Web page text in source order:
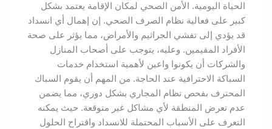
الحياة اليومية. الأمن الصحي لمكان الإقامة يعتمد بشكل
كبير على فعالية نظام الصرف الصحي. إن إهمال أي انسداد
قد يؤدي إلى تفشي الجراثيم والأمراض، مما يؤثر على صحة
الأفراد المقيمين. وعليه، يتوجب على أصحاب المنازل
والشركات أن يكونوا واعين لأهمية استخدام خدمات
السباكة الاحترافية عند الحاجة. من المهم أن يقوم السباك
المحترف بفحص نظام المجاري بشكل دوري، مما يضمن
عدم تعرض المنطقة لأي مشاكل غير متوقعة. حيث يمكنه
التعرف على الأسباب المحتملة للانسداد واقتراح الحلول